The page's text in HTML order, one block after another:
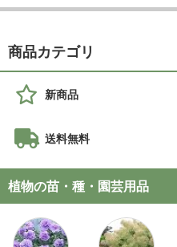
商品カテゴリ
新商品
送料無料
植物の苗・種・園芸用品